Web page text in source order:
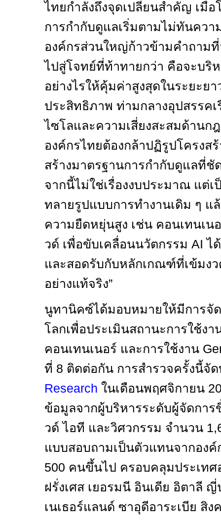
ไทยกำลังถึงจุดเปลี่ยนสำคัญ เมื่อ
การกำกับดูแลเริ่มตามไม่ทันควา
องค์กรส่วนใหญ่ก้าวข้ามคำถาม
ไปสู่โจทย์ที่ท้าทายกว่า คือจะบริ
อย่างไรให้คุ้มค่าสูงสุดในระยะยา
ประสิทธิภาพ ท่ามกลางอุปสรรค
ไซโลและความเสี่ยงสะสมด้านก
องค์กรไทยต้องกล้าปฏิรูปโครงส
สร้างมาตรฐานการกำกับดูแลที่ชั
จากนี้ไม่ใช่เรื่องงบประมาณ แต่
ทลายรูปแบบการทำงานเดิม ๆ แ
ความยืดหยุ่นสูง เช่น คอนเทนเน
วด์ เพื่อขับเคลื่อนนวัตกรรม AIไ
และสอดรับกับหลักเกณฑ์ที่เข้มง
อย่างแท้จริง”
นูทานิคซ์ได้มอบหมายให้มีการจั
โลกเพื่อประเมินสถานะการใช้ง
คอนเทนเนอร์ และการใช้งาน
ที่ 8 ติดต่อกัน การสำรวจครั้งนี้จั
Research ในเดือนพฤศจิกายน
ข้อมูลจากผู้บริหารระดับผู้จัดการ
วด์ ไอที และวิศวกรรม จำนวน
แบบสอบถามเป็นตัวแทนจากอง
500 คนขึ้นไป ครอบคลุมประเทศ
ฝรั่งเศส เยอรมนี อินเดีย อิตาลี
เนเธอร์แลนด์ ซาอุดีอาระเบีย สิ